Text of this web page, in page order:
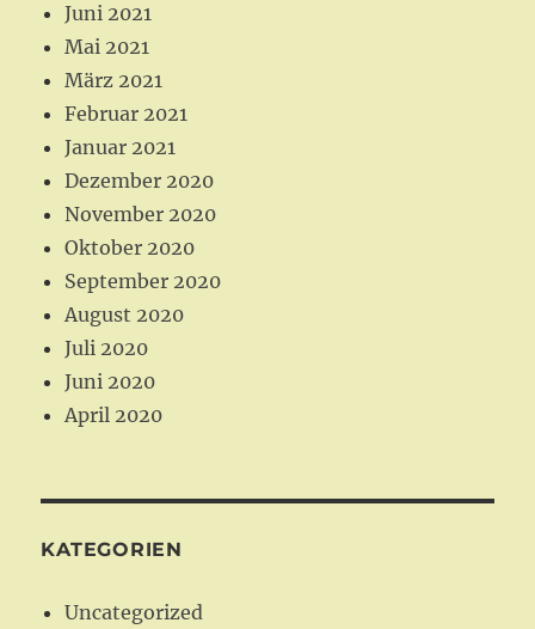
Juni 2021
Mai 2021
März 2021
Februar 2021
Januar 2021
Dezember 2020
November 2020
Oktober 2020
September 2020
August 2020
Juli 2020
Juni 2020
April 2020
KATEGORIEN
Uncategorized